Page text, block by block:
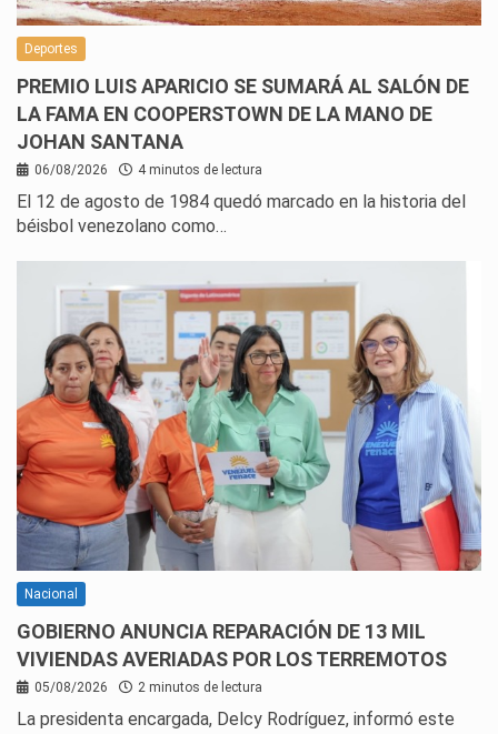
Deportes
PREMIO LUIS APARICIO SE SUMARÁ AL SALÓN DE
LA FAMA EN COOPERSTOWN DE LA MANO DE
JOHAN SANTANA
06/08/2026 4 minutos de lectura
El 12 de agosto de 1984 quedó marcado en la historia del
béisbol venezolano como…
Nacional
GOBIERNO ANUNCIA REPARACIÓN DE 13 MIL
VIVIENDAS AVERIADAS POR LOS TERREMOTOS
05/08/2026 2 minutos de lectura
La presidenta encargada, Delcy Rodríguez, informó este